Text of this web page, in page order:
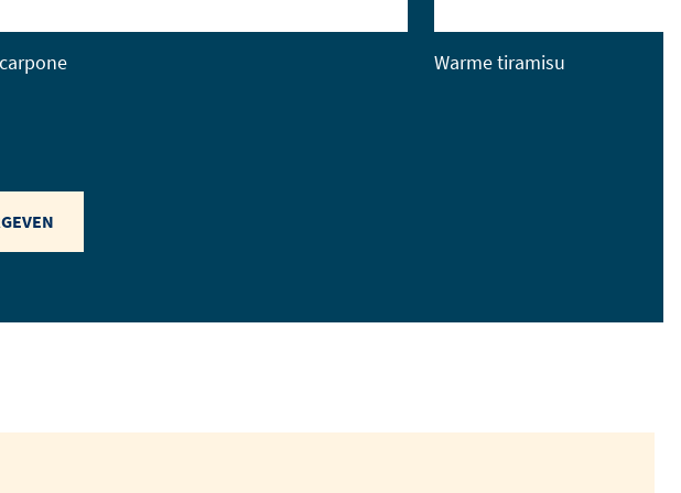
Warme tiramisu